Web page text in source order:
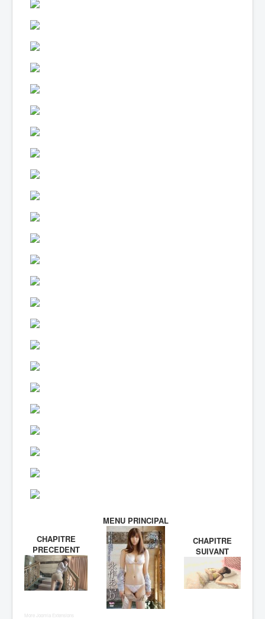
CHAPITRE
PRECEDENT
MENU PRINCIPAL
CHAPITRE
SUIVANT
More Joomla Extensions